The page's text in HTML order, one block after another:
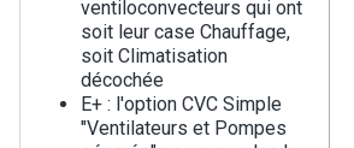
ventiloconvecteurs qui ont
soit leur case Chauffage,
soit Climatisation
décochée
E+ : l'option CVC Simple
"Ventilateurs et Pompes